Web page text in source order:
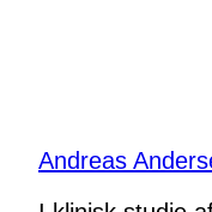
Andreas